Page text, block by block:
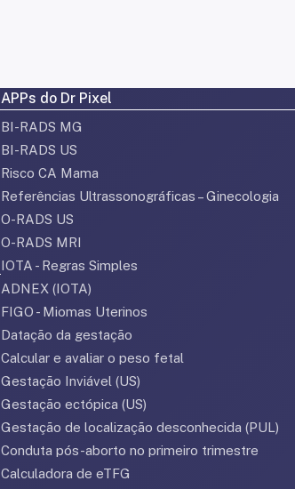
APPs do Dr Pixel
BI-RADS MG
BI-RADS US
Risco CA Mama
Referências Ultrassonográficas – Ginecologia
O-RADS US
O-RADS MRI
IOTA - Regras Simples
ADNEX (IOTA)
FIGO - Miomas Uterinos
Datação da gestação
Calcular e avaliar o peso fetal
Gestação Inviável (US)
Gestação ectópica (US)
Gestação de localização desconhecida (PUL)
Conduta pós-aborto no primeiro trimestre
Calculadora de eTFG